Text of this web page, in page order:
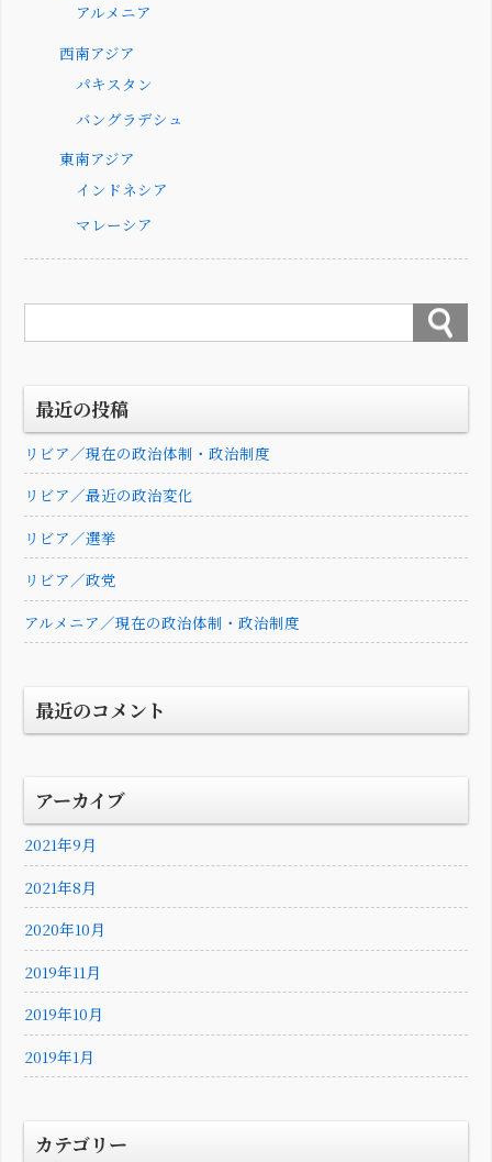
アルメニア
西南アジア
パキスタン
バングラデシュ
東南アジア
インドネシア
マレーシア
最近の投稿
リビア／現在の政治体制・政治制度
リビア／最近の政治変化
リビア／選挙
リビア／政党
アルメニア／現在の政治体制・政治制度
最近のコメント
アーカイブ
2021年9月
2021年8月
2020年10月
2019年11月
2019年10月
2019年1月
カテゴリー